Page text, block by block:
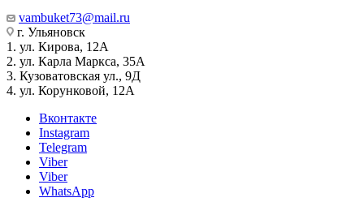
vambuket73@mail.ru
г. Ульяновск
1. ул. Кирова, 12А
2. ул. Карла Маркса, 35А
3. Кузоватовская ул., 9Д
4. ул. Корунковой, 12А
Вконтакте
Instagram
Telegram
Viber
Viber
WhatsApp